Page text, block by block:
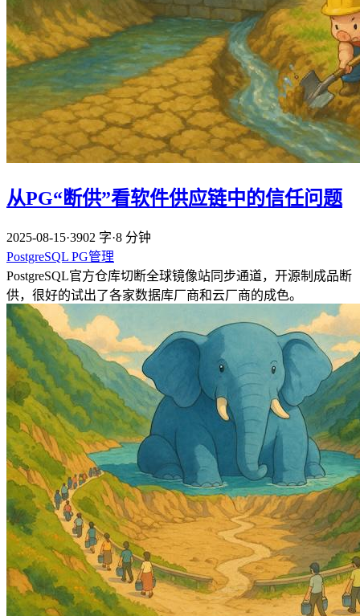
从PG“断供”看软件供应链中的信任问题
2025-08-15·3902 字·8 分钟
PostgreSQL PG管理
PostgreSQL官方仓库切断全球镜像站同步通道，开源制成品断
供，很好的试出了各家数据库厂商和云厂商的成色。